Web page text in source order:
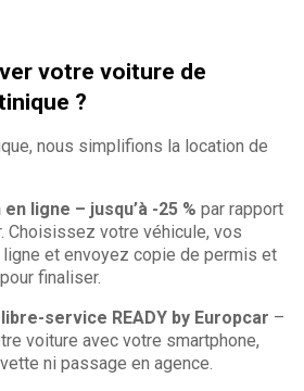
votre voiture de
?
nous simplifions la location de
ligne – jusqu’à -25 % par rapport
Choisissez votre véhicule, vos
et envoyez copie de permis et
finaliser.
service READY by Europcar –
voiture avec votre smartphone,
ni passage en agence.